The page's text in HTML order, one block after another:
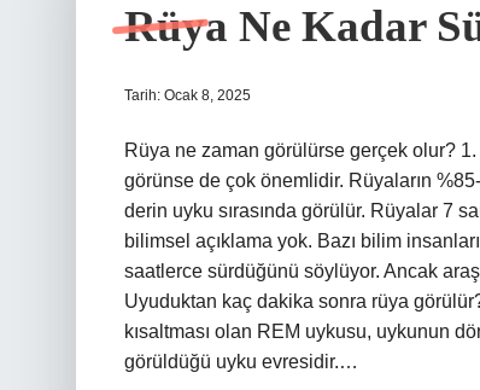
Rüya Ne Kadar
Tarih: Ocak 8, 2025
Rüya ne zaman görülürse gerçek olur?
görünse de çok önemlidir. Rüyaların
derin uyku sırasında görülür. Rüyalar 7
bilimsel açıklama yok. Bazı bilim
saatlerce sürdüğünü söylüyor. Ancak
Uyuduktan kaç dakika sonra rüya
kısaltması olan REM uykusu, uykunun
görüldüğü uyku evresidir.…